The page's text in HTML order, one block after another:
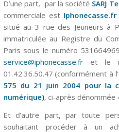
D’une part, par la société SARJ
commerciale est Iphonecasse.fr
situé au 3 rue des Jeuneurs à
immatriculée au Registre du
Paris sous le numéro
service@iphonecasse.fret le
01.42.36.50.47 (conformément à l’
575 du 21 juin 2004 pour la
numérique), ci-après dénommée
Et d’autre part, par toute
souhaitant procéder à un